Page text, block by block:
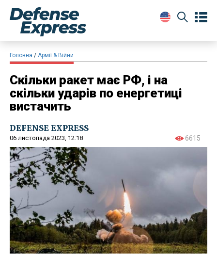
Головна Армії & Війни
Скільки ракет має РФ, і на
скільки ударів по енергетиці
вистачить
DEFENSE EXPRESS
06 листопада 2023, 12:18 6615